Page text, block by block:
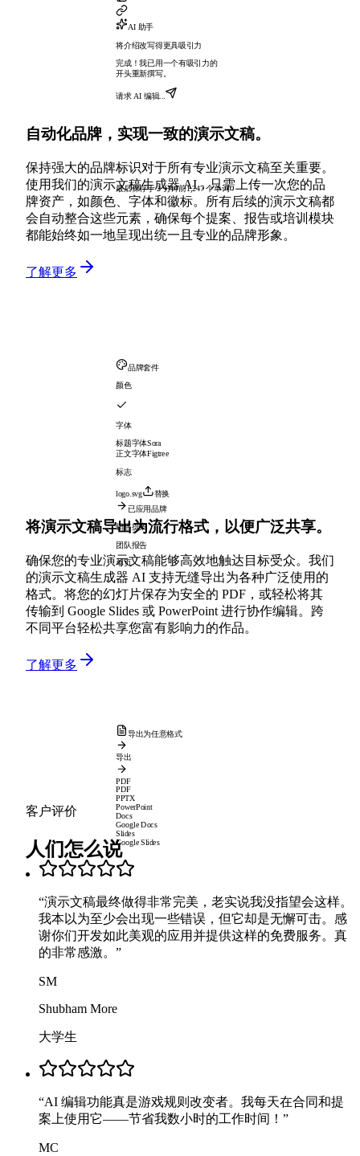
AI 助手
将介绍改写得更具吸引力
完成！我已用一个有吸引力的
开头重新撰写。
请求 AI 编辑...
最后保存于 2 分钟前1,247 个单词
自动化品牌，实现一致的演示文稿。
保持强大的品牌标识对于所有专业演示文稿至关重要。
使用我们的演示文稿生成器 AI，只需上传一次您的品
牌资产，如颜色、字体和徽标。所有后续的演示文稿都
会自动整合这些元素，确保每个提案、报告或培训模块
都能始终如一地呈现出统一且专业的品牌形象。
了解更多
品牌套件
颜色
字体
标题字体Sora
正文字体Figtree
标志
logo.svg
替换
已应用品牌
销售提案
团队报告
单页
将演示文稿导出为流行格式，以便广泛共享。
确保您的专业演示文稿能够高效地触达目标受众。我们
的演示文稿生成器 AI 支持无缝导出为各种广泛使用的
格式。将您的幻灯片保存为安全的 PDF，或轻松将其
传输到 Google Slides 或 PowerPoint 进行协作编辑。跨
不同平台轻松共享您富有影响力的作品。
了解更多
导出为任意格式
导出
PDF
PDF
PPTX
PowerPoint
Docs
Google Docs
Slides
Google Slides
客户评价
人们怎么说
“演示文稿最终做得非常完美，老实说我没指望会这样。
我本以为至少会出现一些错误，但它却是无懈可击。感
谢你们开发如此美观的应用并提供这样的免费服务。真
的非常感激。 ”
SM
Shubham More
大学生
“AI 编辑功能真是游戏规则改变者。我每天在合同和提
案上使用它——节省我数小时的工作时间！ ”
MC